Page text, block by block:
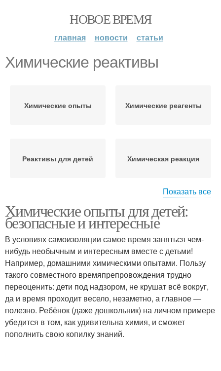
НОВОЕ ВРЕМЯ
главная новости статьи
Химические реактивы
Химические опыты Химические реагенты
Реактивы для детей Химическая реакция
Химические реакции
Показать все
Химические опыты для детей:
безопасные и интересные
В условиях самоизоляции самое время заняться чем-
нибудь необычным и интересным вместе с детьми!
Например, домашними химическими опытами. Пользу
такого совместного времяпрепровождения трудно
переоценить: дети под надзором, не крушат всё вокруг,
да и время проходит весело, незаметно, а главное —
полезно. Ребёнок (даже дошкольник) на личном примере
убедится в том, как удивительна химия, и сможет
пополнить свою копилку знаний.